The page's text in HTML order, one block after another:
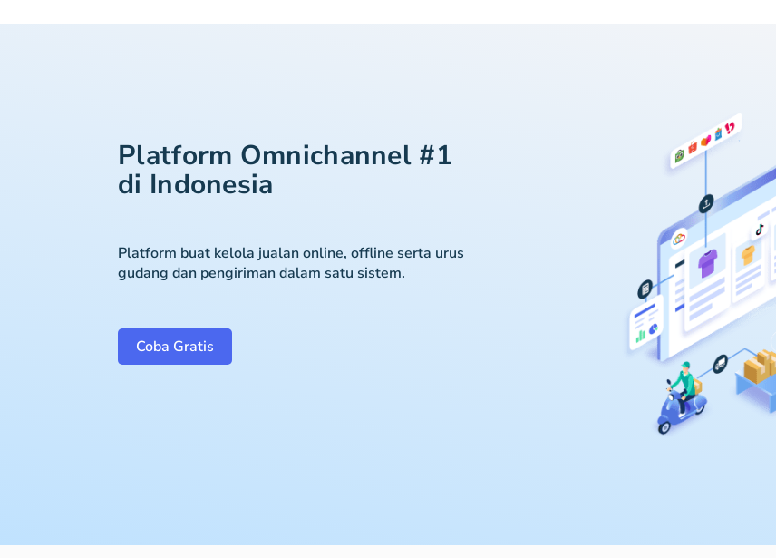
Platform Omnichannel #1
di Indonesia
Platform buat kelola jualan online, offline serta urus
gudang dan pengiriman dalam satu sistem.
Coba Gratis